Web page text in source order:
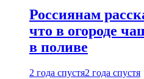
Россиянам
что в огороде
в поливе
2 года спустя2 года спустя